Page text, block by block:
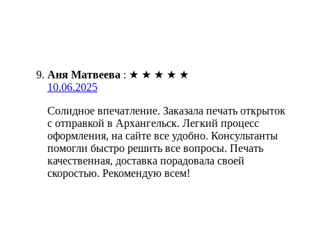
Аня Матвеева : ★ ★ ★ ★ ★
10.06.2025
Солидное впечатление. Заказала печать открыток
с отправкой в Архангельск. Легкий процесс
оформления, на сайте все удобно. Консультанты
помогли быстро решить все вопросы. Печать
качественная, доставка порадовала своей
скоростью. Рекомендую всем!